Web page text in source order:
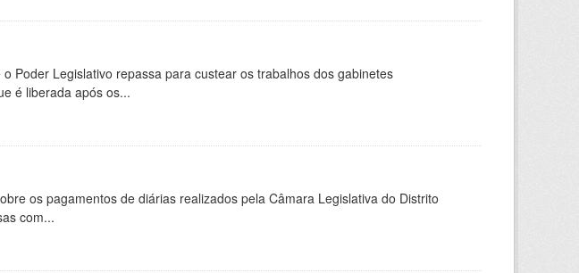
Poder Legislativo repassa para custear os trabalhos dos gabinetes
é liberada após os...
os pagamentos de diárias realizados pela Câmara Legislativa do Distrito
com...